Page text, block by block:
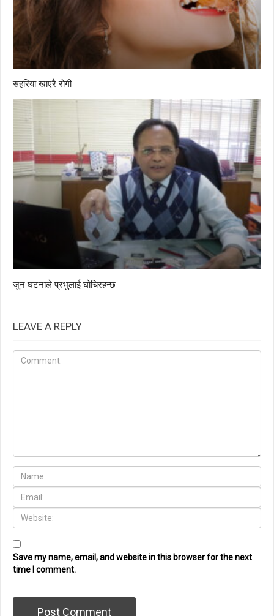
सहरिया खाएरै रोगी
जुन घटनाले प्रभुलाई घोचिरहन्छ
LEAVE A REPLY
Save my name, email, and website in this browser for the next
time I comment.